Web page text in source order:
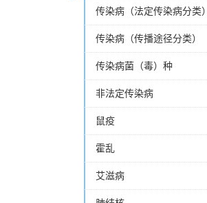
传染病（法定传染病分类）
传染病（传播途径分类）
传染病菌（毒）种
非法定传染病
鼠疫
霍乱
艾滋病